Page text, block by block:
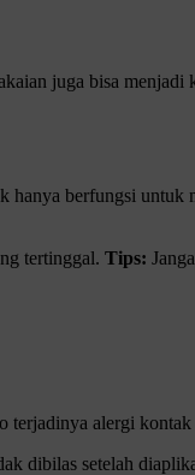
juga bisa
berfungsi untuk
tertinggal. Tips:
terjadinya alergi
dibilas setelah